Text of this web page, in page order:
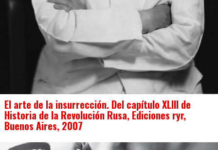
El arte de la insurrección. Del capítulo XLIII de
Historia de la Revolución Rusa, Ediciones ryr,
Buenos Aires, 2007